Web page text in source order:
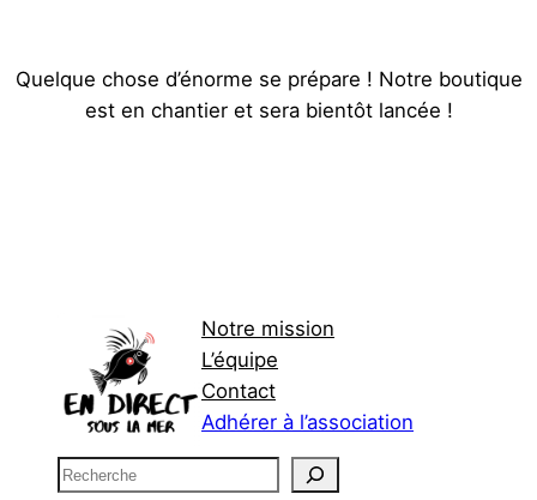
Quelque chose d’énorme se prépare ! Notre boutique
est en chantier et sera bientôt lancée !
Notre mission
L’équipe
Contact
Adhérer à l’association
R